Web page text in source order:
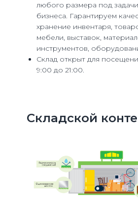
любого размера под
бизнеса. Гарантируем
хранение инвентаря,
мебели, выставок,
инструментов,
Склад открыт для
9:00 до 21:00.
Складской